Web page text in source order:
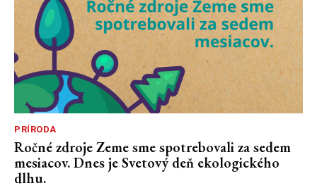
PRÍRODA
Ročné zdroje Zeme sme spotrebovali za sedem
mesiacov. Dnes je Svetový deň ekologického
dlhu.